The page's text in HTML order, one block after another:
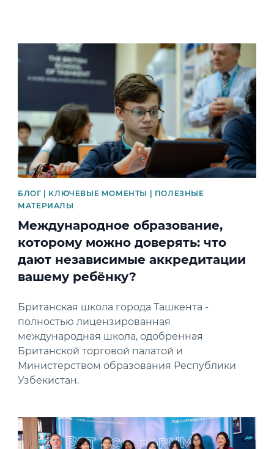
News image
БЛОГ | КЛЮЧЕВЫЕ МОМЕНТЫ | ПОЛЕЗНЫЕ
МАТЕРИАЛЫ
Международное образование,
которому можно доверять: что
дают независимые аккредитации
вашему ребёнку?
Британская школа города Ташкента -
полностью лицензированная
международная школа, одобренная
Британской торговой палатой и
Министерством образования Республики
Узбекистан.
News image